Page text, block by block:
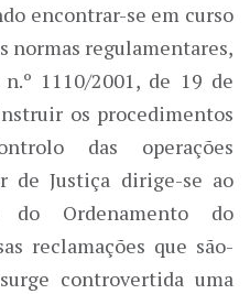
encontrar-se em curso
normas regulamentares,
1110/2001, de 19 de
os procedimentos
das operações
de Justiça dirige-se ao
do Ordenamento do
reclamações que são-
controvertida uma